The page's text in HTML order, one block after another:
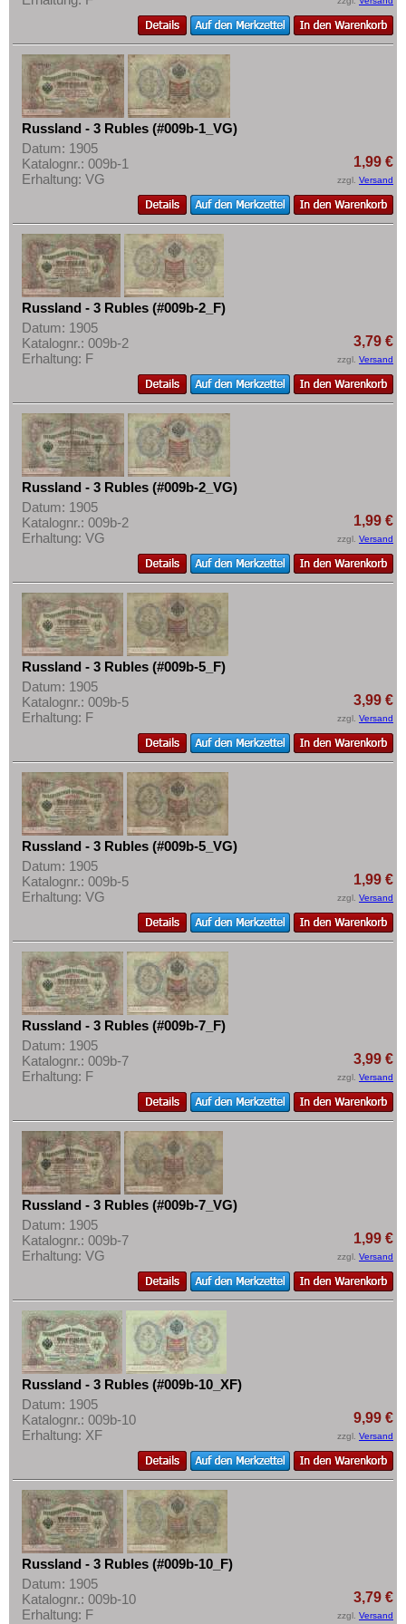
Spanien
Spitzbergen
Tatarstan
Transnistrien
Tschechische Republik
Tschechoslowakei
Ukraine
Ungarn
Vatikan
Weissrussland
Zypern
Mehr über...
Zahlungsbedingungen
Privatsphäre und Datenschutz
Widerrufsbelehrung
Liefer- und Versandkosten
AGB
Impressum
Russland - 3 Rubles (#009b-1_VG)
Datum: 1905
Katalognr.: 009b-1
Erhaltung: VG
1,99 €
zzgl. Versand
Russland - 3 Rubles (#009b-2_F)
Datum: 1905
Katalognr.: 009b-2
Erhaltung: F
3,79 €
zzgl. Versand
Russland - 3 Rubles (#009b-2_VG)
Datum: 1905
Katalognr.: 009b-2
Erhaltung: VG
1,99 €
zzgl. Versand
Russland - 3 Rubles (#009b-5_F)
Datum: 1905
Katalognr.: 009b-5
Erhaltung: F
3,99 €
zzgl. Versand
Russland - 3 Rubles (#009b-5_VG)
Datum: 1905
Katalognr.: 009b-5
Erhaltung: VG
1,99 €
zzgl. Versand
Russland - 3 Rubles (#009b-7_F)
Datum: 1905
Katalognr.: 009b-7
Erhaltung: F
3,99 €
zzgl. Versand
Russland - 3 Rubles (#009b-7_VG)
Datum: 1905
Katalognr.: 009b-7
Erhaltung: VG
1,99 €
zzgl. Versand
Russland - 3 Rubles (#009b-10_XF)
Datum: 1905
Katalognr.: 009b-10
Erhaltung: XF
9,99 €
zzgl. Versand
Russland - 3 Rubles (#009b-10_F)
Datum: 1905
Katalognr.: 009b-10
Erhaltung: F
3,79 €
zzgl. Versand